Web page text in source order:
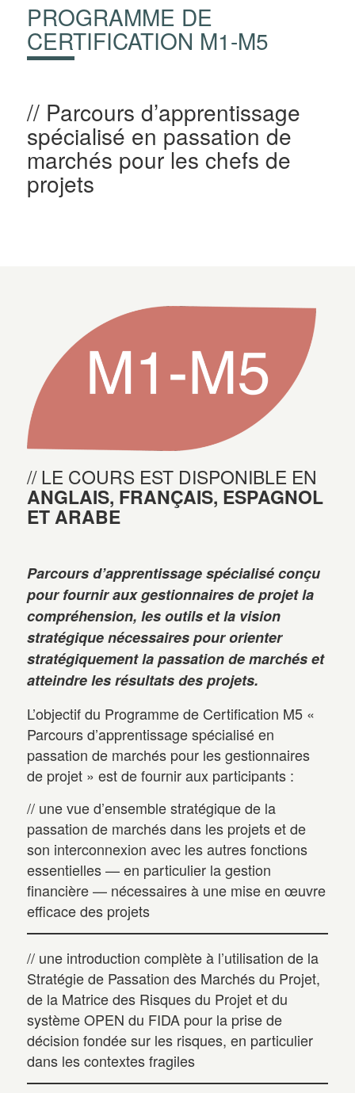
PROGRAMME DE
CERTIFICATION M1-M5
Parcours d’apprentissage
spécialisé en passation de
marchés pour les chefs de
projets
LE COURS EST DISPONIBLE EN
ANGLAIS, FRANÇAIS, ESPAGNOL
ET ARABE
Parcours d’apprentissage spécialisé conçu
pour fournir aux gestionnaires de projet la
compréhension, les outils et la vision
stratégique nécessaires pour orienter
stratégiquement la passation de marchés et
atteindre les résultats des projets.
L’objectif du Programme de Certification M5 «
Parcours d’apprentissage spécialisé en
passation de marchés pour les gestionnaires
de projet » est de fournir aux participants :
// une vue d’ensemble stratégique de la
passation de marchés dans les projets et de
son interconnexion avec les autres fonctions
essentielles — en particulier la gestion
financière — nécessaires à une mise en œuvre
efficace des projets
// une introduction complète à l’utilisation de la
Stratégie de Passation des Marchés du Projet,
de la Matrice des Risques du Projet et du
système OPEN du FIDA pour la prise de
décision fondée sur les risques, en particulier
dans les contextes fragiles